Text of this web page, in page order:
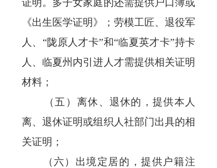
证明。多子女家庭的还需提供户口簿或
《出生医学证明》；劳模工匠、退役军
人、 “陇原人才卡”和“临夏英才卡”持卡
人、临夏州内引进人才需提供相关证明
材料；
（五） 离休、退休的，提供本人
离、退休证明或组织人社部门出具的相
关证明；
（六） 出境定居的，提供户籍注